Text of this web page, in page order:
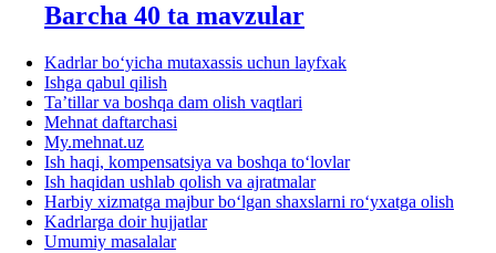
Barcha 40 ta mavzular
Kadrlar boʻyicha mutaхassis uchun layfхak
Ishga qabul qilish
Ta’tillar va boshqa dam olish vaqtlari
Mehnat daftarchasi
My.mehnat.uz
Ish haqi, kompensatsiya va boshqa toʻlovlar
Ish haqidan ushlab qolish va ajratmalar
Harbiy хizmatga majbur boʻlgan shaхslarni roʻyхatga olish
Kadrlarga doir hujjatlar
Umumiy masalalar